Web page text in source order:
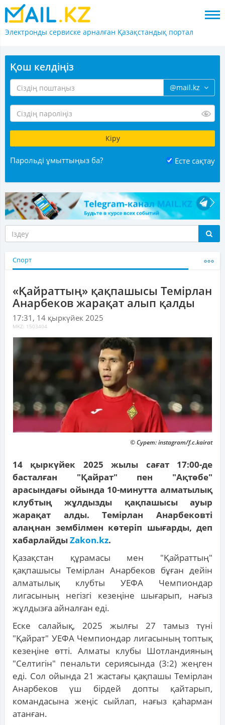
Электронды сервиске арналған Қазақстандық портал
Қош келдіңіз
@mail.kz
Парольді ұмыттыңыз ба? Есте сақтау
Спорт
«Қайраттың» қақпашысы Темірлан
Анарбеков жарақат алып қалды
17:31, 14 қыркүйек 2025
MKZ: 1503404
© Сурет: instagram/f.c.kairat
14 қыркүйек 2025 жылы сағат 17:00-де
басталған "Қайрат" пен "Ақтөбе"
арасындағы ойында 10-минутта алматылық
клубтың жұлдызды қақпашысы ауыр
жарақат алды. Темірлан Анарбековті
алаңнан зембілмен көтеріп шығарды, деп
хабарлайдыZakon.kz.
Қазақстан құрамасы мен "Қайраттың"
қақпашысы Темірлан Анарбеков бұған дейін
алматылық клубты УЕФА Чемпиондар
лигасының негізгі кезеңіне шығарып, нағыз
жұлдызға айналған еді.
Еске салайық, 2025 жылғы 27 тамыз түні
"Қайрат" УЕФА Чемпиондар лигасының топтық
кезеңіне өтті. Алматы клубы Шотландияның
"Селтигін" пенальти сериясында (3:2) жеңген
еді. Сол ойында 21 жастағы қақпашы Темірлан
Анарбеков үш бірдей допты қайтарып,
командасына жеңіс сыйлап, нағыз қаhарман
атанған.